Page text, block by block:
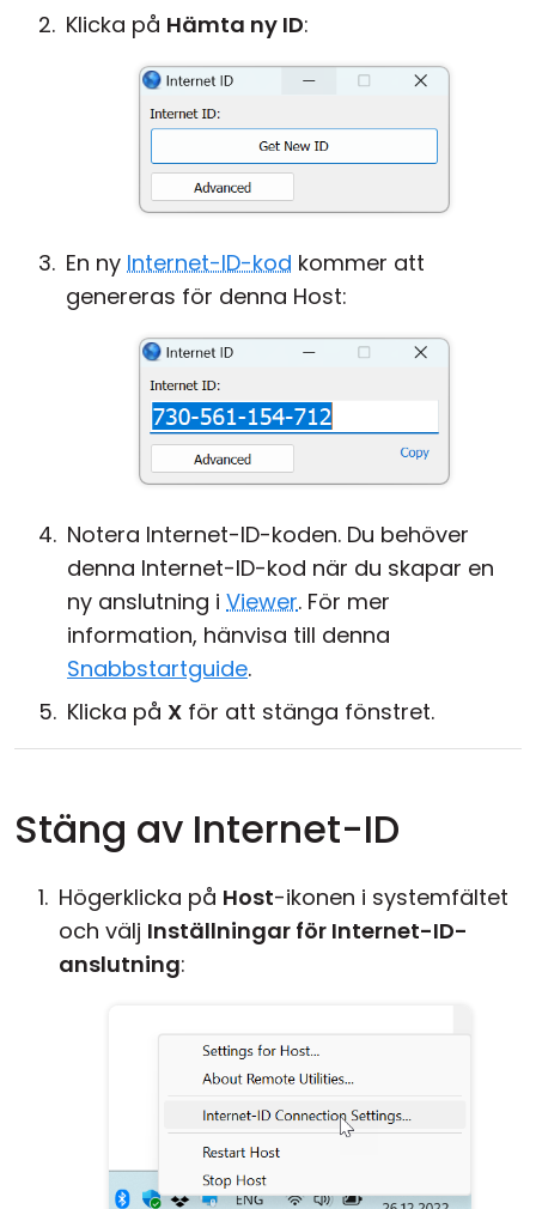
Klicka på Hämta ny ID:
En ny Internet-ID-kod kommer att
genereras för denna Host:
Notera Internet-ID-koden. Du behöver
denna Internet-ID-kod när du skapar en
ny anslutning i Viewer. För mer
information, hänvisa till denna
Snabbstartguide.
Klicka på X för att stänga fönstret.
Stäng av Internet-ID
Högerklicka på Host-ikonen i systemfältet
och välj Inställningar för Internet-ID-
anslutning: